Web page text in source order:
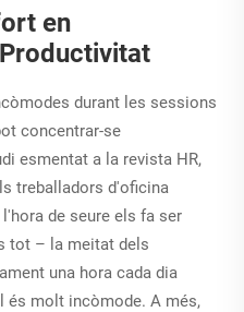
en
durant les sessions
concentrar-se
esmentat a la revista HR,
treballadors d'oficina
de seure els fa ser
tot – la meitat dels
una hora cada dia
és molt incòmode. A més,